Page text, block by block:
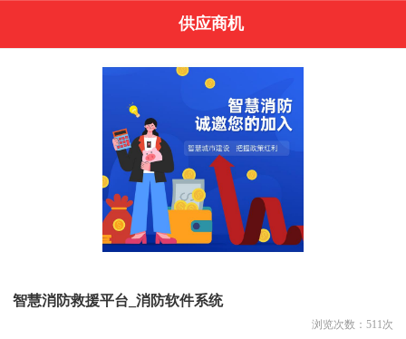
供应商机
智慧消防救援平台_消防软件系统
浏览次数： 511 次